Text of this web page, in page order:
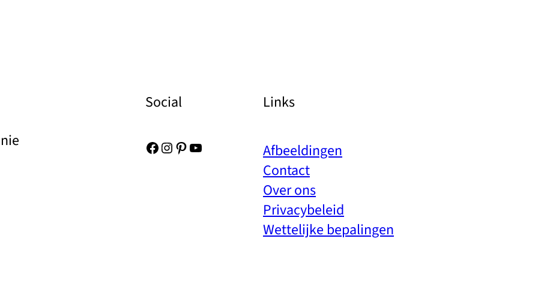
Social
Facebook
Instagram
Pinterest
YouTube
Links
Afbeeldingen
Contact
Over ons
Privacybeleid
Wettelijke bepalingen